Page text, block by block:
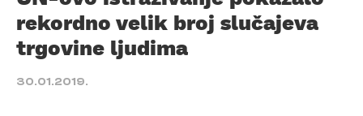
rekordno velik broj slučajeva
trgovine ljudima
30.01.2019.